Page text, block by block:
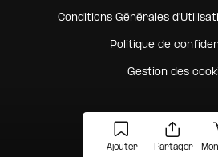
Ajouter Partager
Conditions Générales
Politique de
Gestion des